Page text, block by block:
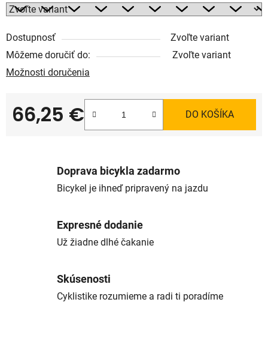
Dostupnosť
Zvoľte variant
Môžeme doručiť do:
Zvoľte variant
Možnosti doručenia
66,25 €
Jednotková cena:
DO KOŠÍKA
Doprava bicykla zadarmo
Bicykel je ihneď pripravený na jazdu
Expresné dodanie
Už žiadne dlhé čakanie
Skúsenosti
Cyklistike rozumieme a radi ti poradíme